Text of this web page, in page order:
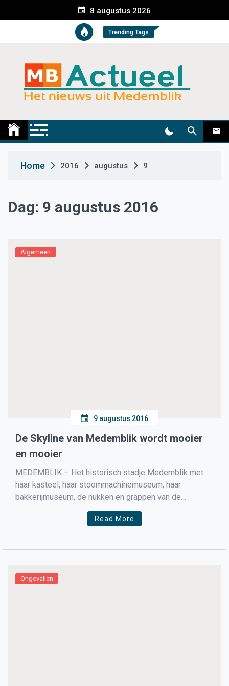
e
t
8 augustus 2026
Trending Tags
Medemblik Actueel
Home 2016 augustus 9
Dag: 9 augustus 2016
Algemeen
9 augustus 2016
De Skyline van Medemblik wordt mooier
en mooier
MEDEMBLIK – Het historisch stadje Medemblik met
haar kasteel, haar stoommachinemuseum, haar
bakkerijmuseum, de nukken en grappen van de
Read More
Ongevallen